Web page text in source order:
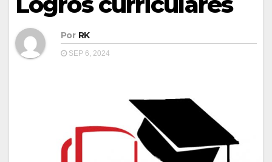
Por RK
SEP 6, 2024